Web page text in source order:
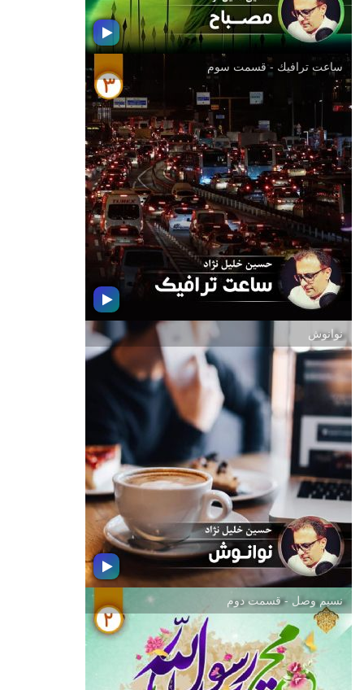
مصباح
با عرض تسلیت به مناسبت فرارسیدن
ایام تاسوعا و عاشورای حسینی ؛ دعوتید
به شنیدن بسته موسیقی مصباح به تهیه
كنندگی و اجرای حسین خلیل نژاد تهیه
كننده رادیو جوان
ساعت ترافیك - قسمت سوم
ساعت ترافیك - قسمت سوم
مجموعه ای از موسیقی مناسب برای
ایجاد آرامش در تمام ساعت هایی كه در
ترافیك رانندگی می كنید به انتخاب و
اجرای حسین خلیل نژاد تهیه كننده رادیو
جوان
نوانوش
نوانوش
نسیم وصل - قسمت دوم